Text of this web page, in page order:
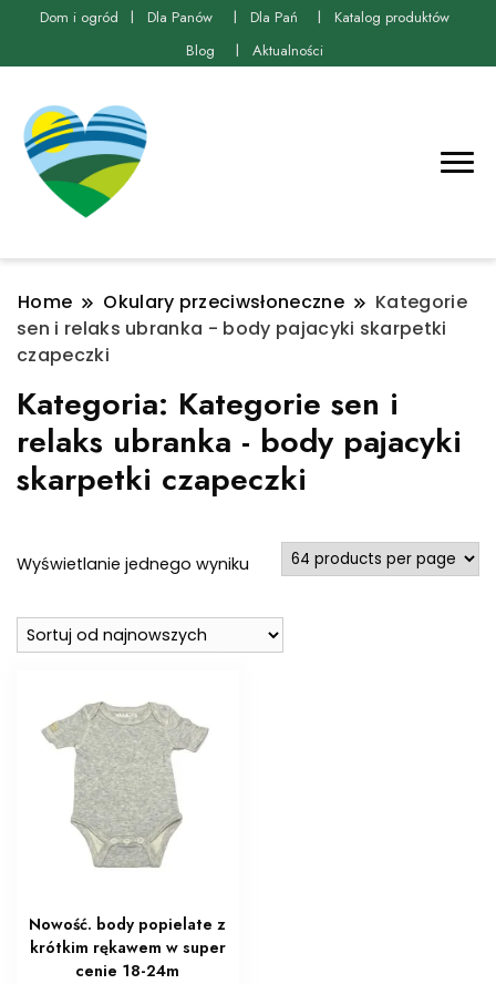
Dom i ogród Dla Panów Dla Pań
Katalog produktów
Blog
Aktualności
Home Okulary przeciwsłoneczne
Kategorie
sen i relaks ubranka - body pajacyki skarpetki
czapeczki
Kategoria: Kategorie sen i
relaks ubranka - body pajacyki
skarpetki czapeczki
Wyświetlanie jednego wyniku
Nowość. body popielate z
krótkim rękawem w super
cenie 18-24m